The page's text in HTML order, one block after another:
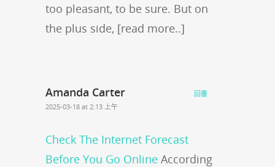
too pleasant, to be sure. But on
the plus side, [read more..]
Amanda Carter
2025-03-18 at 2:13 上午
Check The Internet Forecast
Before You Go Online According
回覆